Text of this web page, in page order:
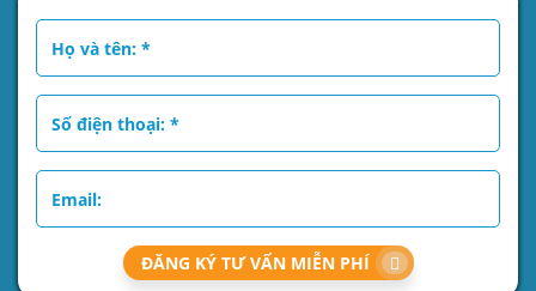
ĐĂNG KÝ TƯ VẤN MIỄN PHÍ